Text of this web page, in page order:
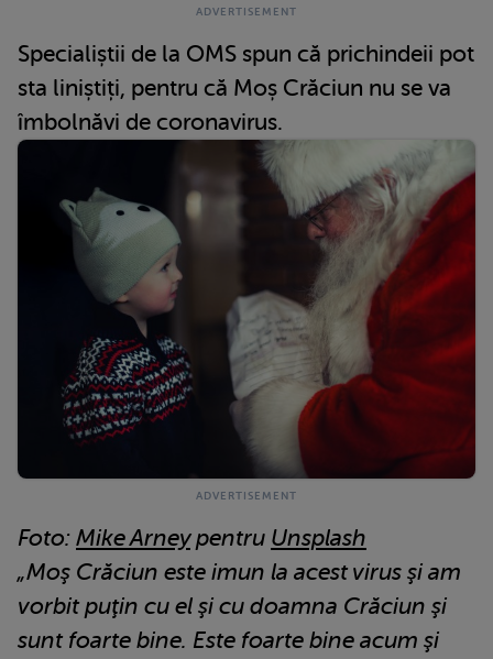
Specialiștii de la OMS spun că prichindeii pot
sta liniștiți, pentru că Moș Crăciun nu se va
îmbolnăvi de coronavirus.
Foto: Mike Arneypentru Unsplash
„Moş Crăciun este imun la acest virus şi am
vorbit puţin cu el şi cu doamna Crăciun şi
sunt foarte bine. Este foarte bine acum şi